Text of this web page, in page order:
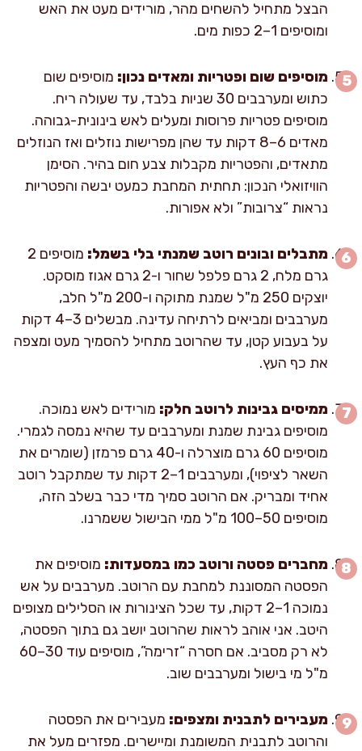
הבצל מתחיל להשחים מהר, מורידים מעט את האש
ומוסיפים 1–2 כפות מים.
מוסיפים שום ופטריות ומאדים נכון: מוסיפים שום
כתוש ומערבבים 30 שניות בלבד, עד שעולה ריח.
מוסיפים פטריות פרוסות ומעלים לאש בינונית-גבוהה.
מאדים 6–8 דקות עד שהן מפרישות נוזלים ואז הנוזלים
מתאדים, והפטריות מקבלות צבע חום בהיר. הסימן
הוויזואלי הנכון: תחתית המחבת כמעט יבשה והפטריות
נראות “צרובות” ולא אפורות.
מתבלים ובונים רוטב שמנתי בלי בשמל:
מוסיפים 2
גרם מלח, 2 גרם פלפל שחור ו-2 גרם אגוז מוסקט.
יוצקים 250 מ"ל שמנת מתוקה ו-200 מ"ל חלב,
מערבבים ומביאים לרתיחה עדינה. מבשלים 3–4 דקות
על בעבוע קטן, עד שהרוטב מתחיל להסמיך מעט ומצפה
את כף העץ.
ממיסים גבינות לרוטב חלק: מורידים לאש נמוכה.
מוסיפים גבינת שמנת ומערבבים עד שהיא נמסה לגמרי.
מוסיפים 60 גרם מוצרלה ו-40 גרם פרמזן (שומרים את
השאר לציפוי), ומערבבים 1–2 דקות עד שמתקבל רוטב
אחיד ומבריק. אם הרוטב סמיך מדי כבר בשלב הזה,
מוסיפים 50–100 מ"ל ממי הבישול ששמרנו.
מחברים פסטה ורוטב כמו במסעדות: מוסיפים את
הפסטה המסוננת למחבת עם הרוטב. מערבבים על אש
נמוכה 1–2 דקות, עד שכל הצינורות או הסלילים מצופים
היטב. אני אוהב לראות שהרוטב יושב גם בתוך הפסטה,
לא רק מסביב. אם חסרה “זרימה”, מוסיפים עוד 30–60
מ"ל מי בישול ומערבבים שוב.
מעבירים לתבנית ומצפים: מעבירים את הפסטה
והרוטב לתבנית המשומנת ומיישרים. מפזרים מעל את